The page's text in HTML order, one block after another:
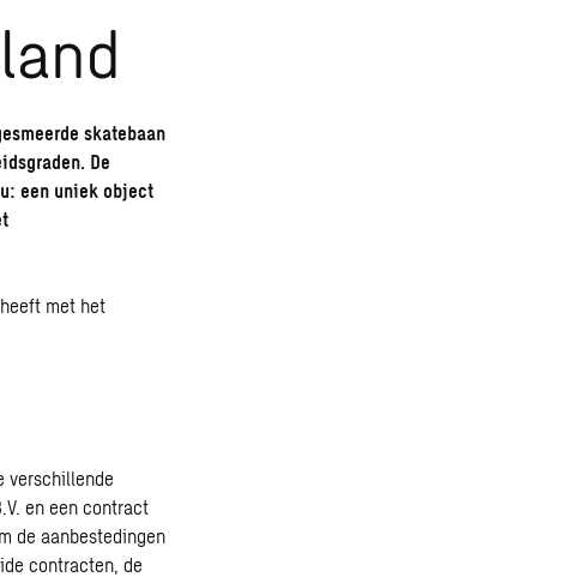
skatebaan
De
een uniek object
met het
verschillende
en een contract
de aanbestedingen
contracten, de